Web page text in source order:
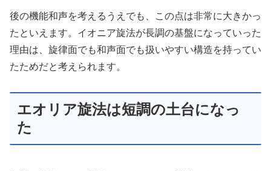
後の機能和声を考えるうえでも、この点は非常に大きかっ
たといえます。イオニア旋法が長調の基盤になっていった
理由は、旋律面でも和声面でも扱いやすい構造を持ってい
たためだと考えられます。
エオリア旋法は短調の土台になっ
た